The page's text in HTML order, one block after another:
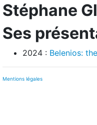
Stéphane
Ses
2024 : Belenios:
Mentions légales